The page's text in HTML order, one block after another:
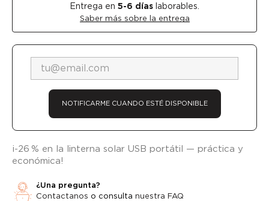
Entrega en 5-6 días laborables.
Saber más sobre la entrega
NOTIFICARME CUANDO ESTÉ DISPONIBLE
¡-26 % en la linterna solar USB portátil — práctica y
económica!
¿Una pregunta?
Contactanos o consulta nuestra FAQ